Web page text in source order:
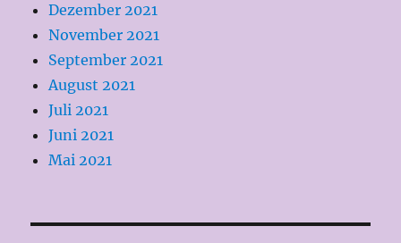
Dezember 2021
November 2021
September 2021
August 2021
Juli 2021
Juni 2021
Mai 2021